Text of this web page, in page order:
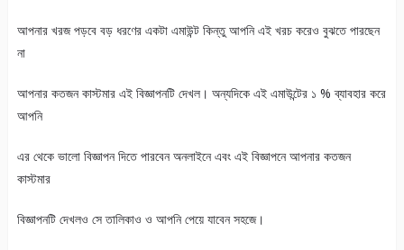
আপনার খরজ পড়বে বড় ধরণের একটা এমাউন্ট কিন্তু আপনি এই খরচ করেও বুঝতে পারছেন
না
আপনার কতজন কাস্টমার এই বিজ্ঞাপনটি দেখল। অন্যদিকে এই এমাউন্টের ১ % ব্যাবহার করে
আপনি
এর থেকে ভালো বিজ্ঞাপন দিতে পারবেন অনলাইনে এবং এই বিজ্ঞাপনে আপনার কতজন
কাস্টমার
বিজ্ঞাপনটি দেখলও সে তালিকাও ও আপনি পেয়ে যাবেন সহজে।